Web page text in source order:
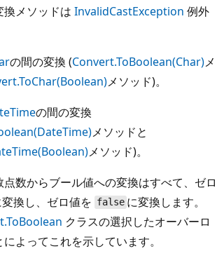
換メソッドは InvalidCastException 例外
の間の変換 (Convert.ToBoolean(Char)メ
メソッド)。
の間の変換
メソッドと
メソッド)。
数からブール値への変換はすべて、ゼロ
変換し、ゼロ値を falseに変換します。
クラスの選択したオーバーロ
よってこれを示しています。